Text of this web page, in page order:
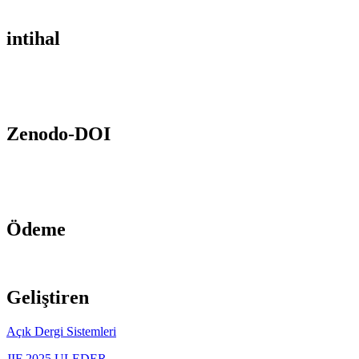
intihal
Zenodo-DOI
Ödeme
Geliştiren
Açık Dergi Sistemleri